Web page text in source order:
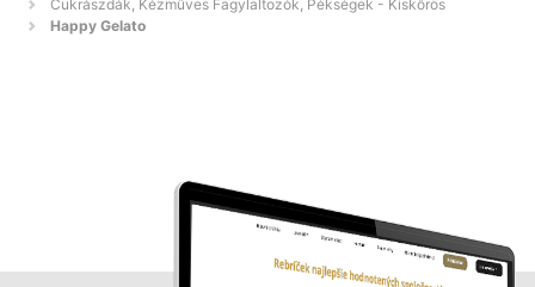
Cukrászdák, Kézműves Fagylaltozók, Pékségek - Kiskőrös
Happy Gelato